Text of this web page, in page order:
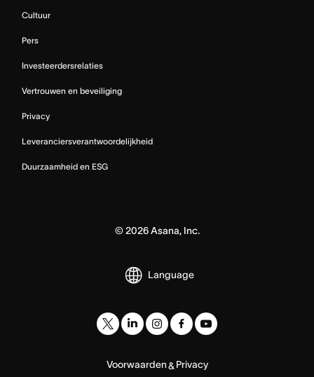
Cultuur
Pers
Investeerdersrelaties
Vertrouwen en beveiliging
Privacy
Leveranciersverantwoordelijkheid
Duurzaamheid en ESG
© 2026Asana, Inc.
Language
Voorwaarden& Privacy